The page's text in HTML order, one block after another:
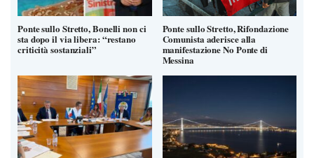
Ponte sullo Stretto, Bonelli non ci
sta dopo il via libera: “restano
criticità sostanziali”
Ponte sullo Stretto, Rifondazione
Comunista aderisce alla
manifestazione No Ponte di
Messina